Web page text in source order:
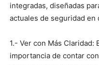
integradas, diseñadas
actuales de seguridad
1.- Ver con Más Claridad:
importancia de contar